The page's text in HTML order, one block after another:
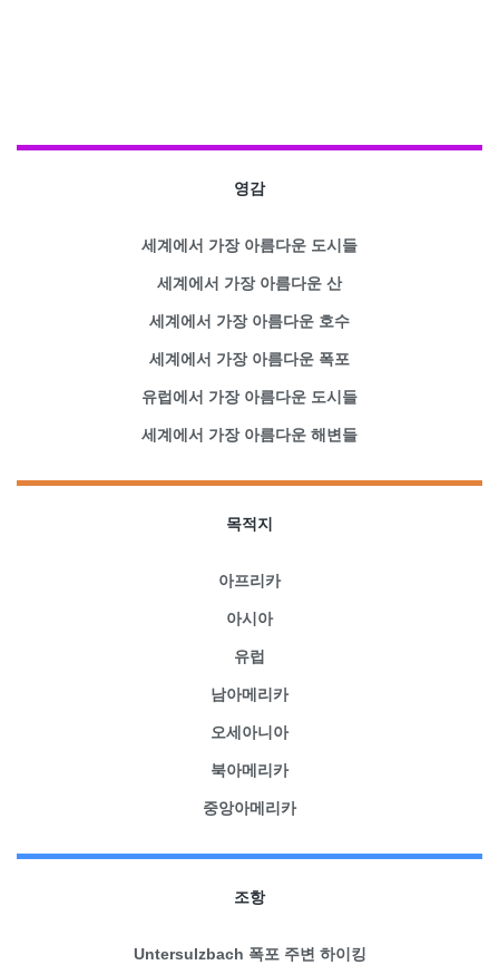
영감
세계에서 가장 아름다운 도시들
세계에서 가장 아름다운 산
세계에서 가장 아름다운 호수
세계에서 가장 아름다운 폭포
유럽에서 가장 아름다운 도시들
세계에서 가장 아름다운 해변들
목적지
아프리카
아시아
유럽
남아메리카
오세아니아
북아메리카
중앙아메리카
조항
Untersulzbach 폭포 주변 하이킹